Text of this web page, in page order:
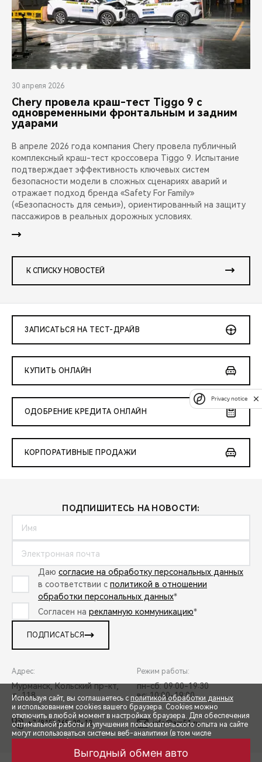
СПЕЦПРЕДЛОЖЕНИЯ
30 апреля 2026
Chery провела краш-тест Tiggo 9 с
одновременными фронтальным и задним
ударами
В апреле 2026 года компания Chery провела публичный
комплексный краш-тест кроссовера Tiggo 9. Испытание
подтверждает эффективность ключевых систем
безопасности модели в сложных сценариях аварий и
отражает подход бренда «Safety For Family»
(«Безопасность для семьи»), ориентированный на защиту
пассажиров в реальных дорожных условиях.
К СПИСКУ НОВОСТЕЙ
ЗАПИСАТЬСЯ НА ТЕСТ-ДРАЙВ
КУПИТЬ ОНЛАЙН
ОДОБРЕНИЕ КРЕДИТА ОНЛАЙН
КОРПОРАТИВНЫЕ ПРОДАЖИ
ПОДПИШИТЕСЬ НА НОВОСТИ:
Даю согласие на обработку персональных данных
в соответствии с политикой в отношении
обработки персональных данных*
Согласен на рекламную коммуникацию*
ПОДПИСАТЬСЯ
Адрес:
Мурманск, Кольский пр-кт,
д. 118
Режим работы:
пн-сб: 09:00-19:30
вс: 10:00-19:00
+7 (815) 265-28-12 info@am51.ru
Используя сайт, вы соглашаетесь с политикой обработки данных
и использованием cookies вашего браузера. Cookies можно
отключить в любой момент в настройках браузера. Для обеспечения
оптимальной работы и улучшения пользовательского опыта на сайте
могут использоваться системы веб-аналитики (в том числе
с применением указанных технологий и размещением cookie-
Выгодный обмен авто
Privacy notice